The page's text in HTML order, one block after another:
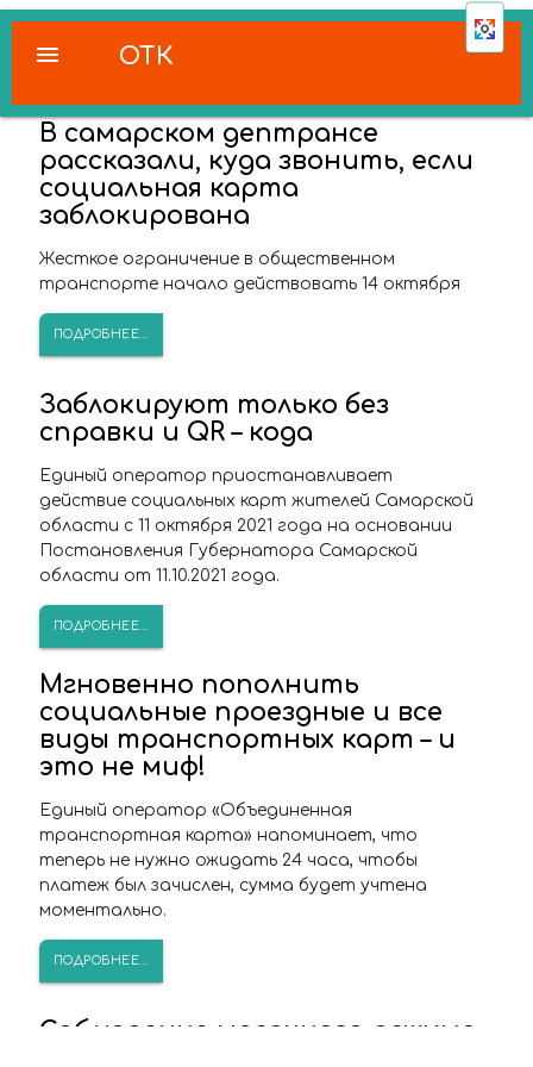
ОТК
menu
В самарском дептрансе
рассказали, куда звонить, если
социальная карта
заблокирована
Жесткое ограничение в общественном
транспорте начало действовать 14 октября
ПОДРОБНЕЕ...
Заблокируют только без
справки и QR – кода
Единый оператор приостанавливает
действие социальных карт жителей Самарской
области с 11 октября 2021 года на основании
Постановления Губернатора Самарской
области от 11.10.2021 года.
ПОДРОБНЕЕ...
Мгновенно пополнить
социальные проездные и все
виды транспортных карт – и
это не миф!
Единый оператор «Объединенная
транспортная карта» напоминает, что
теперь не нужно ожидать 24 часа, чтобы
платеж был зачислен, сумма будет учтена
моментально.
ПОДРОБНЕЕ...
Соблюдение масочного режима